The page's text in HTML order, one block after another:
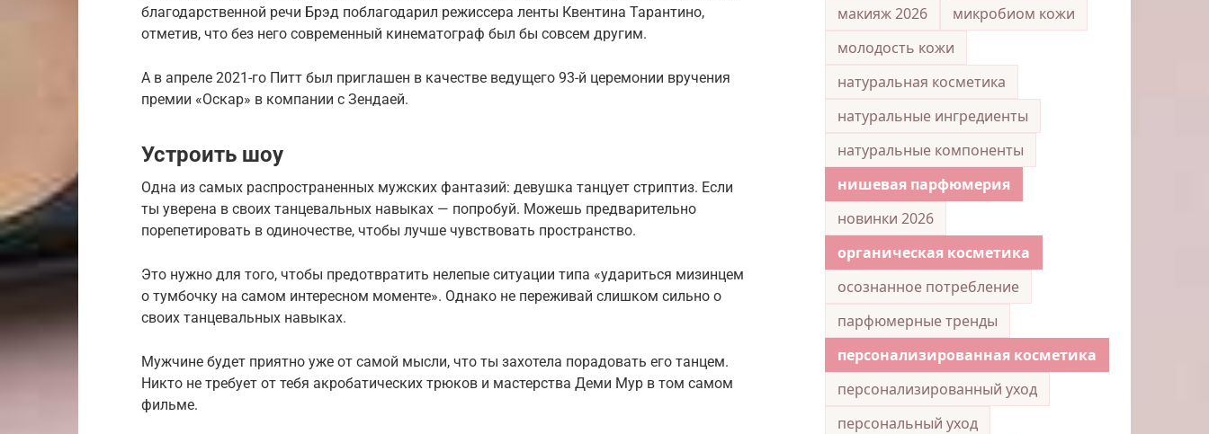
благодарственной речи Брэд поблагодарил режиссера ленты Квентина Тарантино,
отметив, что без него современный кинематограф был бы совсем другим.
А в апреле 2021-го Питт был приглашен в качестве ведущего 93-й церемонии вручения
премии «Оскар» в компании с Зендаей.
Устроить шоу
Одна из самых распространенных мужских фантазий: девушка танцует стриптиз. Если
ты уверена в своих танцевальных навыках — попробуй. Можешь предварительно
порепетировать в одиночестве, чтобы лучше чувствовать пространство.
Это нужно для того, чтобы предотвратить нелепые ситуации типа «удариться мизинцем
о тумбочку на самом интересном моменте». Однако не переживай слишком сильно о
своих танцевальных навыках.
Мужчине будет приятно уже от самой мысли, что ты захотела порадовать его танцем.
Никто не требует от тебя акробатических трюков и мастерства Деми Мур в том самом
фильме.
макияж 2026
микробиом кожи
молодость кожи
натуральная косметика
натуральные ингредиенты
натуральные компоненты
нишевая парфюмерия
новинки 2026
органическая косметика
осознанное потребление
парфюмерные тренды
персонализированная косметика
персонализированный уход
персональный уход